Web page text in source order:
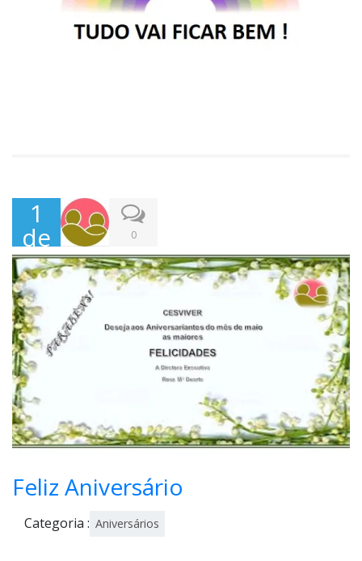
1
de
Jun
ho,
202
0
0
Feliz Aniversário
Categoria : Aniversários